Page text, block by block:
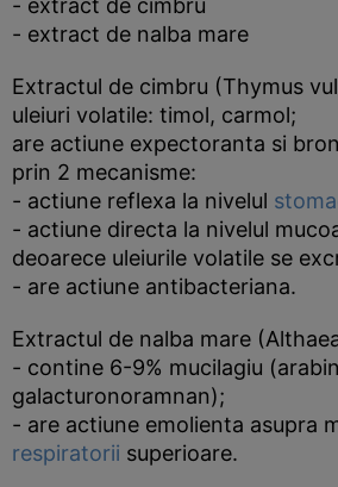
- extract de cimbru
- extract de nalba mare
Extractul de cimbru (Thymus
uleiuri volatile: timol, carmol;
are actiune expectoranta si
prin 2 mecanisme:
- actiune reflexa la nivelul
- actiune directa la nivelul
deoarece uleiurile volatile se
- are actiune antibacteriana.
Extractul de nalba mare
- contine 6-9% mucilagiu
galacturonoramnan);
- are actiune emolienta asupra
respiratorii superioare.